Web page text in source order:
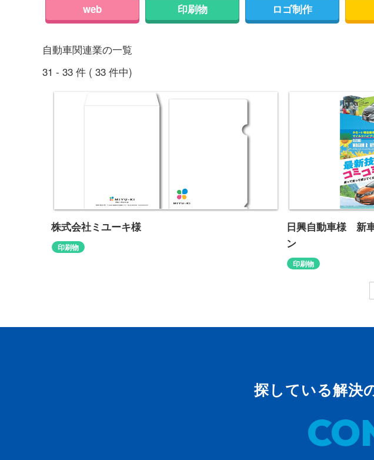
web 印刷物 ロゴ制作
自動車関連業の一覧
31 - 33 件 ( 33 件中)
株式会社ミユーキ様
http://miyu-ki.jp/
株式会社ミユーキ様
印刷物
日興自動車
http://www.nikko-j.co.jp/
日興自動車様 新
ン
印刷物
探している解決